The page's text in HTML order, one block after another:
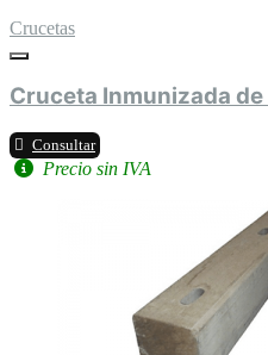
Crucetas
Cruceta Inmunizada
Consultar
Precio sin IVA